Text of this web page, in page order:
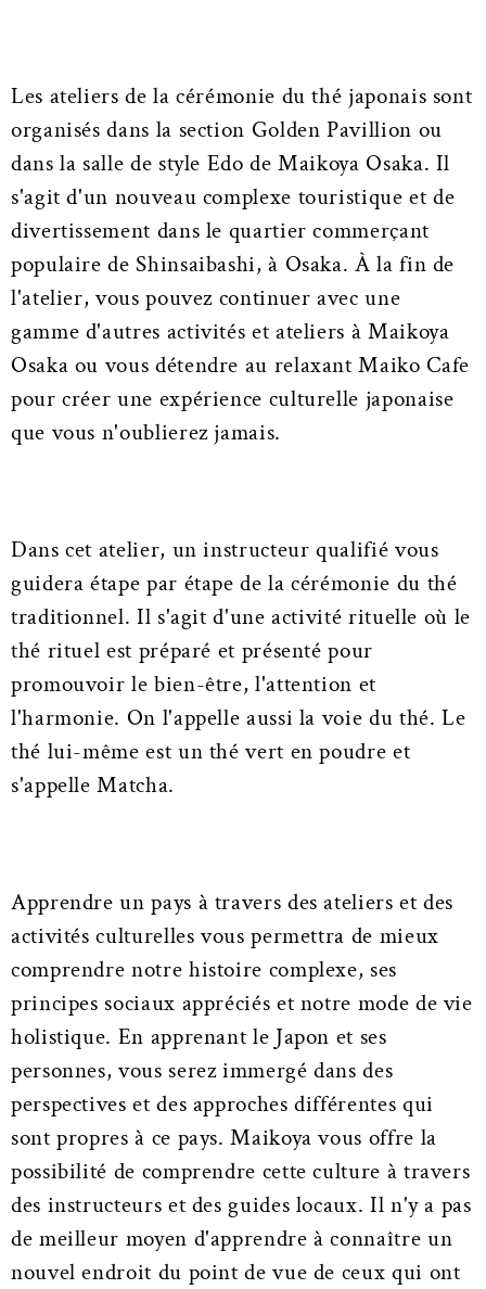
Les ateliers de la cérémonie du thé japonais sont
organisés dans la section Golden Pavillion ou
dans la salle de style Edo de Maikoya Osaka. Il
s'agit d'un nouveau complexe touristique et de
divertissement dans le quartier commerçant
populaire de Shinsaibashi, à Osaka. À la fin de
l'atelier, vous pouvez continuer avec une
gamme d'autres activités et ateliers à Maikoya
Osaka ou vous détendre au relaxant Maiko Cafe
pour créer une expérience culturelle japonaise
que vous n'oublierez jamais.
Dans cet atelier, un instructeur qualifié vous
guidera étape par étape de la cérémonie du thé
traditionnel. Il s'agit d'une activité rituelle où le
thé rituel est préparé et présenté pour
promouvoir le bien-être, l'attention et
l'harmonie. On l'appelle aussi la voie du thé. Le
thé lui-même est un thé vert en poudre et
s'appelle Matcha.
Apprendre un pays à travers des ateliers et des
activités culturelles vous permettra de mieux
comprendre notre histoire complexe, ses
principes sociaux appréciés et notre mode de vie
holistique. En apprenant le Japon et ses
personnes, vous serez immergé dans des
perspectives et des approches différentes qui
sont propres à ce pays. Maikoya vous offre la
possibilité de comprendre cette culture à travers
des instructeurs et des guides locaux. Il n'y a pas
de meilleur moyen d'apprendre à connaître un
nouvel endroit du point de vue de ceux qui ont